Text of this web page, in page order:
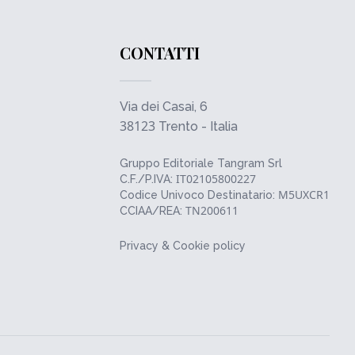
CONTATTI
Via dei Casai, 6
38123 Trento - Italia
Gruppo Editoriale Tangram Srl
C.F./P.IVA: IT02105800227
Codice Univoco Destinatario: M5UXCR1
CCIAA/REA: TN200611
Privacy & Cookie policy